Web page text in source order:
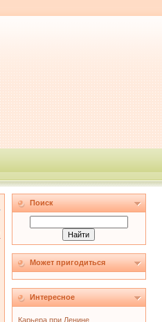
Поиск
Может пригодиться
Интересное
Карьера при Ленине